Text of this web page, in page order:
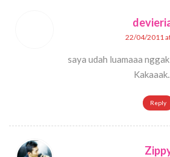
22/04/2011
saya udah luamaaa
Reply